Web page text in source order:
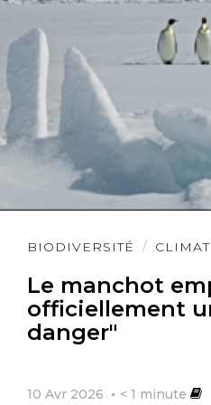
BIODIVERSITÉ CLIMAT
Le manchot
officiellement
danger"
10 Avr 2026 < 1 minute
Lire